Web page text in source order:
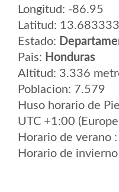
Longitud: -86.95
Latitud:
Estado:
Pais: Honduras
Altitud: 3.336
Poblacion: 7.579
Huso horario de
UTC +1:00
Horario de verano
Horario de